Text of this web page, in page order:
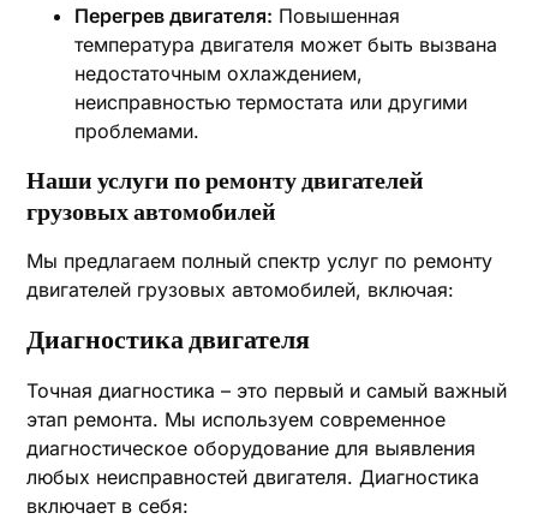
Перегрев двигателя: Повышенная
температура двигателя может быть вызвана
недостаточным охлаждением,
неисправностью термостата или другими
проблемами.
Наши услуги по ремонту двигателей
грузовых автомобилей
Мы предлагаем полный спектр услуг по ремонту
двигателей грузовых автомобилей, включая:
Диагностика двигателя
Точная диагностика – это первый и самый важный
этап ремонта. Мы используем современное
диагностическое оборудование для выявления
любых неисправностей двигателя. Диагностика
включает в себя: